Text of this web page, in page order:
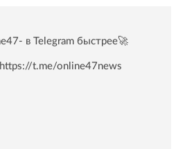
в Telegram быстрее🚀
https://t.me/online47news